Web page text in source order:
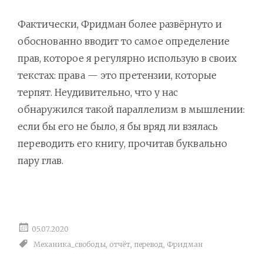
Фактически, Фридман более развёрнуто и
обоснованно вводит то самое определение
прав, которое я регулярно использую в своих
текстах: права — это претензии, которые
терпят. Неудивительно, что у нас
обнаружился такой параллелизм в мышлении:
если бы его не было, я бы вряд ли взялась
переводить его книгу, прочитав буквально
пару глав.
05.07.2020
Механика_свободы отчёт перевод Фридман